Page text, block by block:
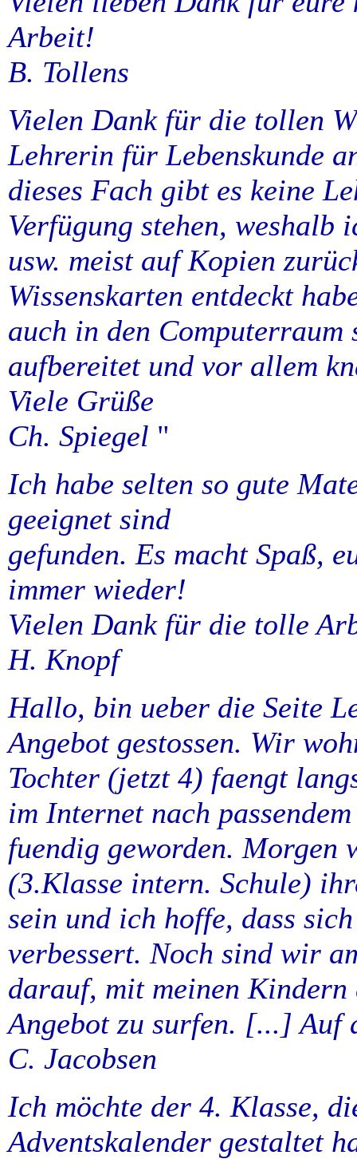
Arbeit!
B. Tollens
Vielen Dank für die tollen
Lehrerin für Lebenskunde
dieses Fach gibt es keine
Verfügung stehen, weshalb
usw. meist auf Kopien
Wissenskarten entdeckt
auch in den
aufbereitet und vor allem
Viele Grüße
Ch. Spiegel "
Ich habe selten so gute
geeignet sind
gefunden. Es macht Spaß,
immer wieder!
Vielen Dank für die tolle
H. Knopf
Hallo, bin ueber die Seite
Angebot gestossen. Wir
Tochter (jetzt 4) faengt
im Internet nach
fuendig geworden. Morgen
(3.Klasse intern. Schule)
sein und ich hoffe, dass
verbessert. Noch sind wir
darauf, mit meinen Kindern
Angebot zu surfen. [...]
C. Jacobsen
Ich möchte der 4. Klasse,
Adventskalender gestaltet